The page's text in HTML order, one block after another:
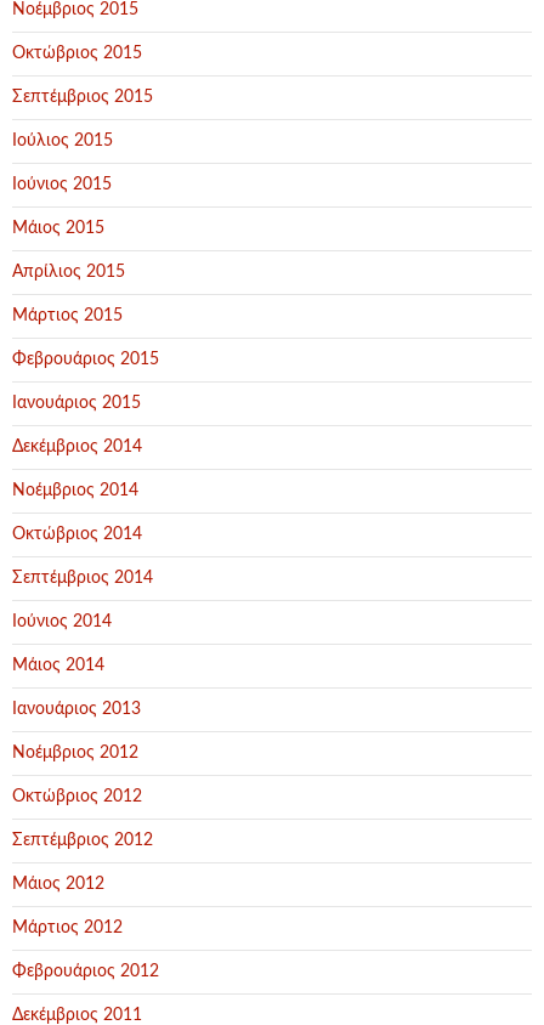
Νοέμβριος 2015
Οκτώβριος 2015
Σεπτέμβριος 2015
Ιούλιος 2015
Ιούνιος 2015
Μάιος 2015
Απρίλιος 2015
Μάρτιος 2015
Φεβρουάριος 2015
Ιανουάριος 2015
Δεκέμβριος 2014
Νοέμβριος 2014
Οκτώβριος 2014
Σεπτέμβριος 2014
Ιούνιος 2014
Μάιος 2014
Ιανουάριος 2013
Νοέμβριος 2012
Οκτώβριος 2012
Σεπτέμβριος 2012
Μάιος 2012
Μάρτιος 2012
Φεβρουάριος 2012
Δεκέμβριος 2011